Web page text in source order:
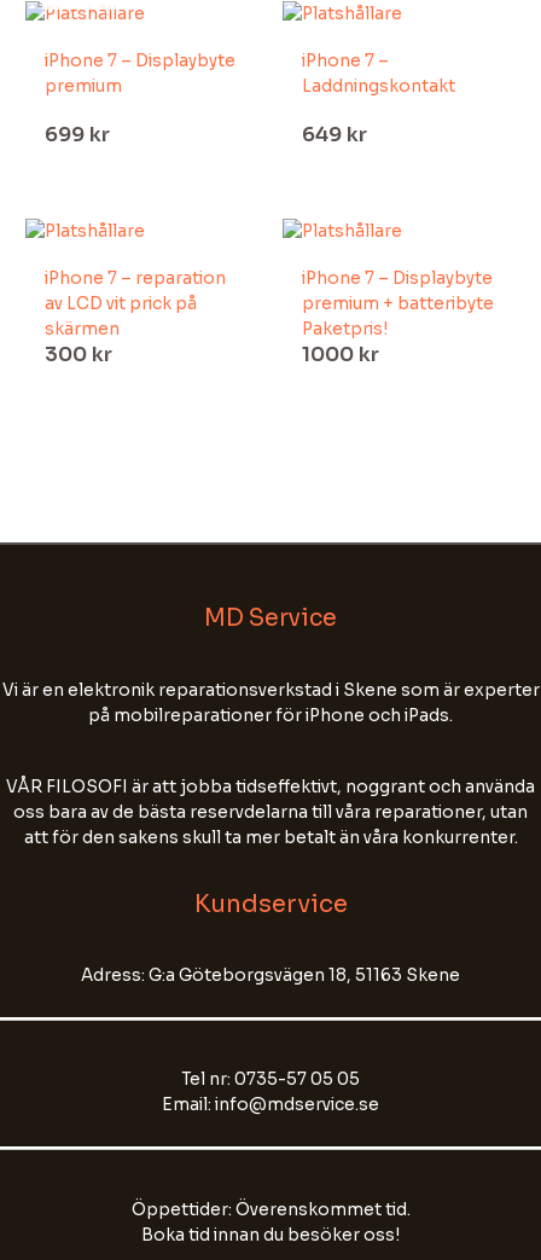
iPhone 7 – Displaybyte
premium
699 kr
iPhone 7 –
Laddningskontakt
649 kr
iPhone 7 – reparation
av LCD vit prick på
skärmen
300 kr
iPhone 7 – Displaybyte
premium + batteribyte
Paketpris!
1000 kr
MD Service
Vi är en elektronik reparationsverkstad i Skene som är experter
på mobilreparationer för iPhone och iPads.
VÅR FILOSOFI är att jobba tidseffektivt, noggrant och använda
oss bara av de bästa reservdelarna till våra reparationer, utan
att för den sakens skull ta mer betalt än våra konkurrenter.
Kundservice
Adress: G:a Göteborgsvägen 18, 51163 Skene
Tel nr: 0735-57 05 05
Email: info@mdservice.se
Öppettider: Överenskommet tid.
Boka tid innan du besöker oss!
Fyll i ditt namn, tel nr och din e-postadress för
att starta chatten.
kundservice. Skriv inte personnummer, lösenord
eller annan känslig information.
Email Address